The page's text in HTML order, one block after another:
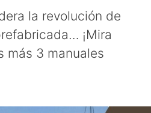
la revolución de
¡Mira
más 3 manuales